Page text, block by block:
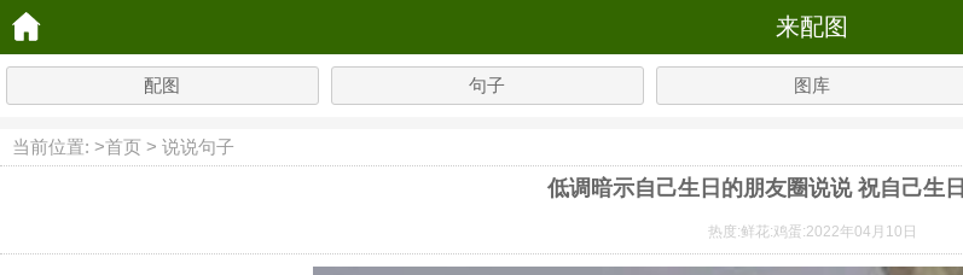
来配图
配图 句子 图库
当前位置: >首页 > 说说句子
低调暗示自己生日的朋友圈说说 祝自己生
热度:鲜花:鸡蛋:2022年04月10日